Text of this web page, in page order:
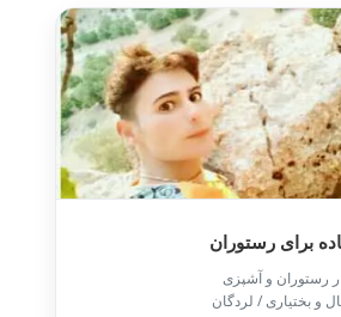
برای رستوران
رستوران و آشپزی
و بختیاری / لردگان